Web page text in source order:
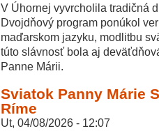
V Úhornej vyvrcholila tradičná
Dvojdňový program ponúkol
maďarskom jazyku, modlitbu
túto slávnosť bola aj
Panne Márii.
Sviatok Panny Márie
Ríme
Ut, 04/08/2026 - 12:07